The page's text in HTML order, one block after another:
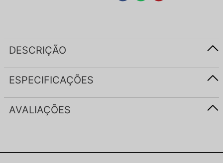
DESCRIÇÃO
ESPECIFICAÇÕES
AVALIAÇÕES